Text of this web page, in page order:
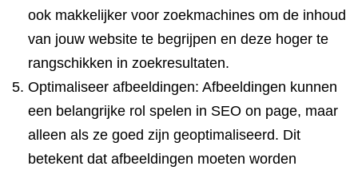
ook makkelijker voor zoekmachines om de inhoud
van jouw website te begrijpen en deze hoger te
rangschikken in zoekresultaten.
Optimaliseer afbeeldingen: Afbeeldingen kunnen
een belangrijke rol spelen in SEO on page, maar
alleen als ze goed zijn geoptimaliseerd. Dit
betekent dat afbeeldingen moeten worden